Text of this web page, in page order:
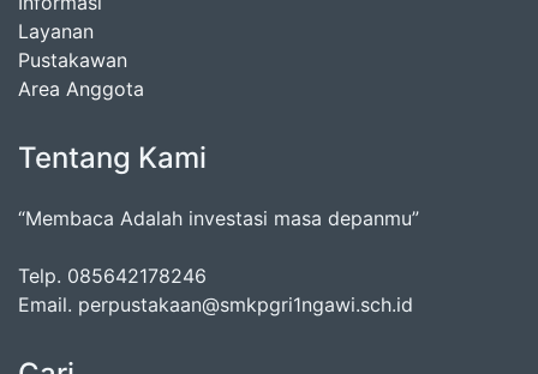
Layanan
Pustakawan
Area Anggota
Tentang Kami
“Membaca Adalah investasi masa depanmu”
Telp. 085642178246
Email. perpustakaan@smkpgri1ngawi.sch.id